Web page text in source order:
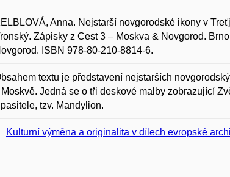
Anna. Nejstarší novgorodské ikony v
Zápisky z Cest 3 – Moskva & Novgorod.
ISBN 978-80-210-8814-6.
textu je představení nejstarších
Jedná se o tři deskové malby zobrazující
tzv. Mandylion.
Kulturní výměna a originalita v dílech evropské